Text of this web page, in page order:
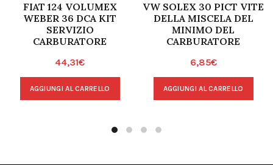
FIAT 124 VOLUMEX
WEBER 36 DCA KIT
SERVIZIO
CARBURATORE
44,31€
AGGIUNGI AL CARRELLO
VW SOLEX 30 PICT VITE
DELLA MISCELA DEL
MINIMO DEL
CARBURATORE
6,85€
AGGIUNGI AL CARRELLO